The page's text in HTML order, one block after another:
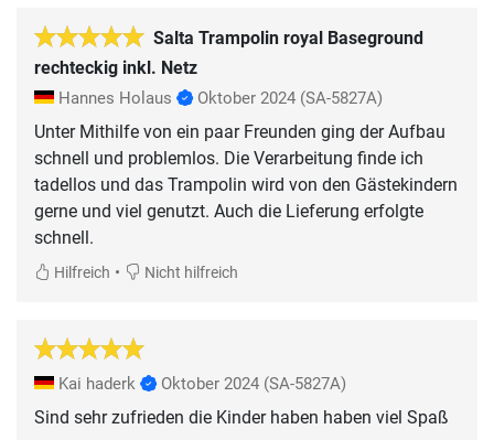
Salta Trampolin royal Baseground
rechteckig inkl. Netz
Hannes Holaus Oktober 2024 (SA-5827A)
Unter Mithilfe von ein paar Freunden ging der Aufbau
schnell und problemlos. Die Verarbeitung finde ich
tadellos und das Trampolin wird von den Gästekindern
gerne und viel genutzt. Auch die Lieferung erfolgte
schnell.
Hilfreich • Nicht hilfreich
Kai haderk Oktober 2024 (SA-5827A)
Sind sehr zufrieden die Kinder haben haben viel Spaß